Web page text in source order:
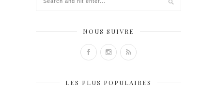
NOUS SUIVRE
LES PLUS POPULAIRES